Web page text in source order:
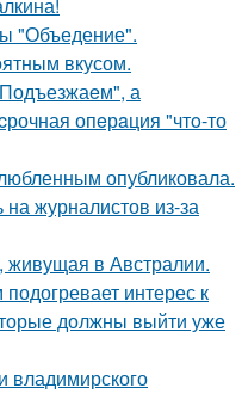
"Объедение".
вкусом.
а
опeрaция "чтo-то
опубликовала.
журналистов из-за
в Австралии.
интерес к
должны выйти уже